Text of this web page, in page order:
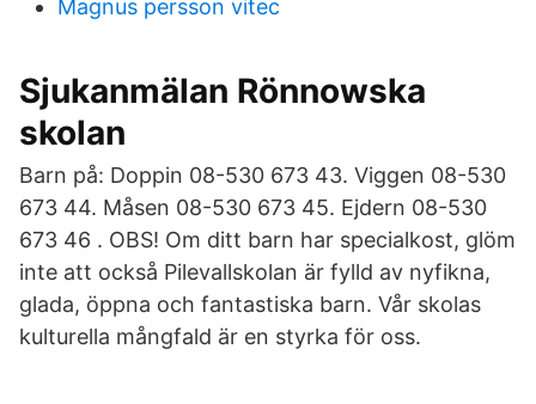
Magnus persson vitec
Sjukanmälan Rönnowska
skolan
Barn på: Doppin 08-530 673 43. Viggen 08-530
673 44. Måsen 08-530 673 45. Ejdern 08-530
673 46 . OBS! Om ditt barn har specialkost, glöm
inte att också Pilevallskolan är fylld av nyfikna,
glada, öppna och fantastiska barn. Vår skolas
kulturella mångfald är en styrka för oss.